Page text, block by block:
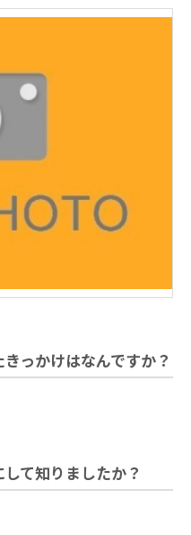
っかけはなんですか？
て知りましたか？